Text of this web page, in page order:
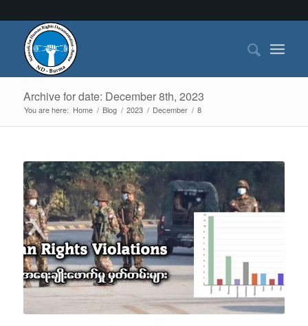
Archive for date: December 8th, 2023
You are here: Home / Blog / 2023 / December / 8